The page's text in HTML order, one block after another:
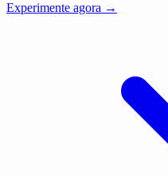
Experimente agora →